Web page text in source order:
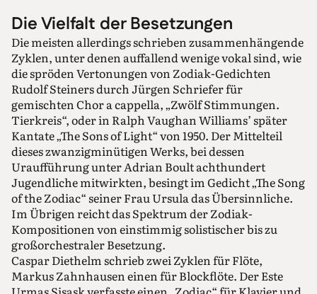
Die Vielfalt der Besetzungen
Die meisten allerdings schrieben zusammenhängende
Zyklen, unter denen auffallend wenige vokal sind, wie
die spröden Vertonungen von Zodiak-Gedichten
Rudolf Steiners durch Jürgen Schriefer für
gemischten Chor a cappella, „Zwölf Stimmungen.
Tierkreis“, oder in Ralph Vaughan Williams’ später
Kantate „The Sons of Light“ von 1950. Der Mittelteil
dieses zwanzigminütigen Werks, bei dessen
Uraufführung unter Adrian Boult achthundert
Jugendliche mitwirkten, besingt im Gedicht „The Song
of the Zodiac“ seiner Frau Ursula das Übersinnliche.
Im Übrigen reicht das Spektrum der Zodiak-
Kompositionen von einstimmig solistischer bis zu
großorchestraler Besetzung.
Caspar Diethelm schrieb zwei Zyklen für Flöte,
Markus Zahnhausen einen für Blockflöte. Der Este